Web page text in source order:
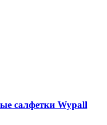
салфетки Wypall